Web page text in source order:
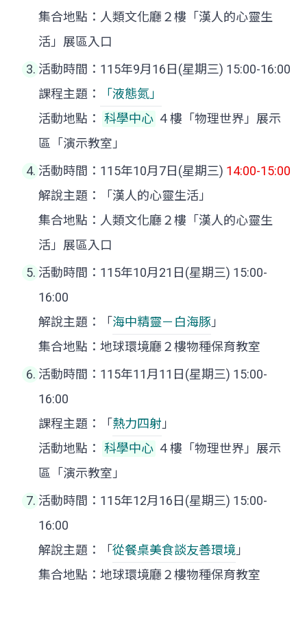
集合地點：人類文化廳２樓「漢人的心靈生
活」展區入口
活動時間：115年9月16日(星期三) 15:00-16:00
課程主題：
「液態氮」
活動地點：
科學中心 ４樓「物理世界」展示
區「演示教室」
活動時間：115年10月7日(星期三) 14:00-15:00
解說主題：「漢人的心靈生活」
集合地點：人類文化廳２樓「漢人的心靈生
活」展區入口
活動時間：115年10月21日(星期三) 15:00-
16:00
解說主題：「 海中精靈－白海豚 」
集合地點：地球環境廳２樓物種保育教室
活動時間：115年11月11日(星期三) 15:00-
16:00
課程主題：「 熱力四射 」
活動地點：
科學中心 ４樓「物理世界」展示
區「演示教室」
活動時間：115年12月16日(星期三) 15:00-
16:00
解說主題：「 從餐桌美食談友善環境 」
集合地點：地球環境廳２樓物種保育教室